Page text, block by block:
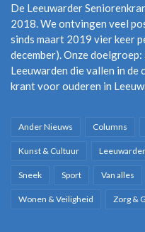
De Leeuwarder
2018. We ontvingen veel
sinds maart 2019 vier keer
december). Onze
Leeuwarden die vallen in
krant voor ouderen in
Ander Nieuws Columns
Kunst & Cultuur
Sneek Sport Van alles
Wonen & Veiligheid Zorg &